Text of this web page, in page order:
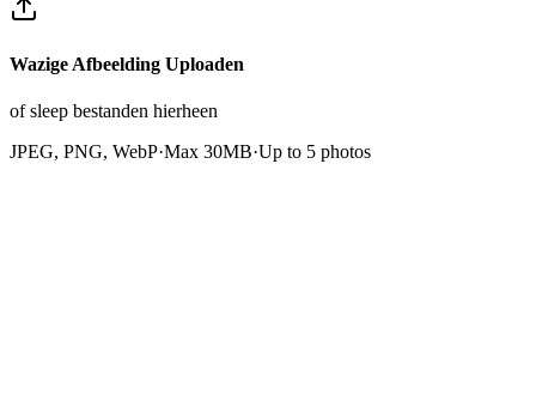
Wazige Afbeelding Uploaden
of sleep bestanden hierheen
JPEG, PNG, WebP·Max 30MB·Up to 5 photos